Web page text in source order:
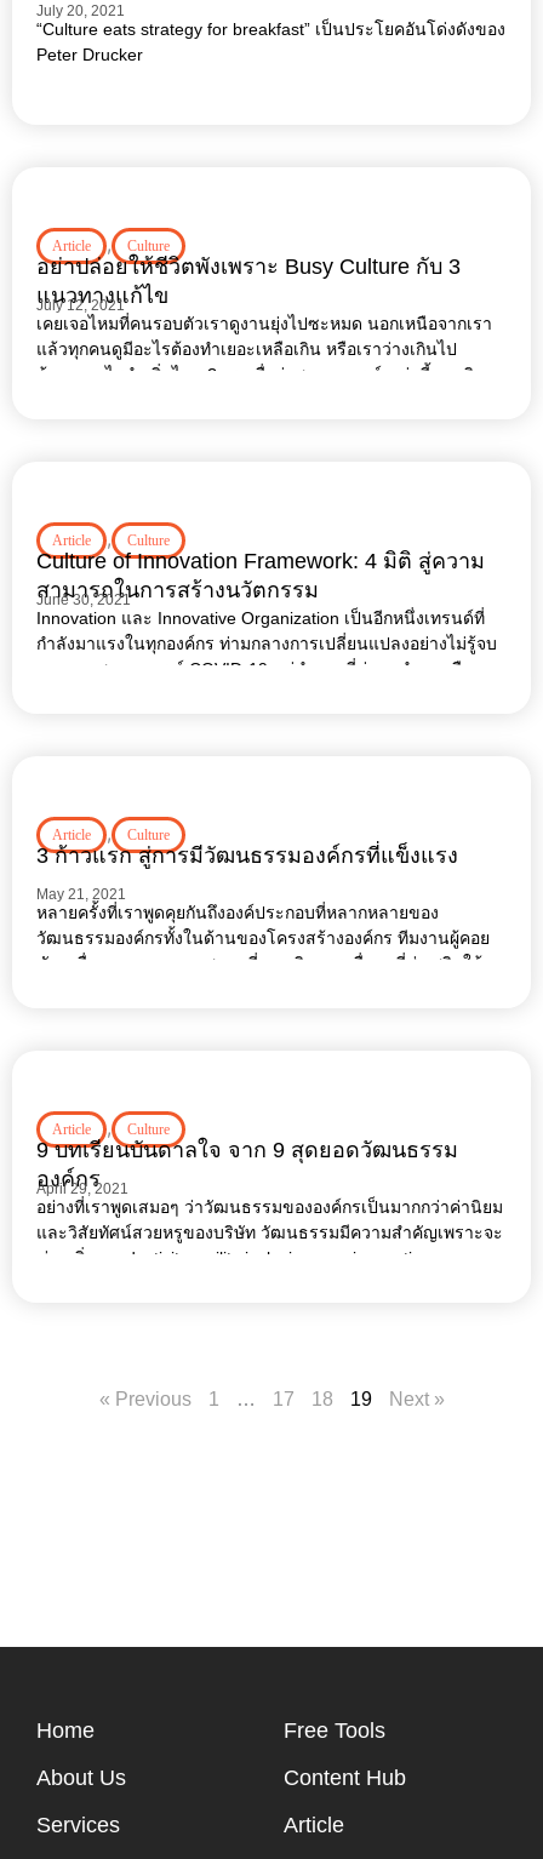
July 20, 2021
“Culture eats strategy for breakfast” เป็นประโยคอันโด่งดังของ
Peter Drucker
Article , Culture
อย่าปล่อยให้ชีวิตพังเพราะ Busy Culture กับ 3
แนวทางแก้ไข
July 12, 2021
เคยเจอไหมที่คนรอบตัวเราดูงานยุ่งไปซะหมด นอกเหนือจากเรา
แล้วทุกคนดูมีอะไรต้องทำเยอะเหลือเกิน หรือเราว่างเกินไป
ต้องหาอะไรทำเพิ่มไหม ? เราเชื่อว่าสถานการณ์เหล่านี้เคยเกิด
Article , Culture
Culture of Innovation Framework: 4 มิติ สู่ความ
สามารถในการสร้างนวัตกรรม
June 30, 2021
Innovation และ Innovative Organization เป็นอีกหนึ่งเทรนด์ที่
กำลังมาแรงในทุกองค์กร ท่ามกลางการเปลี่ยนแปลงอย่างไม่รู้จบ
ของของสถานการณ์ COVID-19 แต่คำถามที่น่าหาคำตอบคือ
Article , Culture
3 ก้าวแรก สู่การมีวัฒนธรรมองค์กรที่แข็งแรง
May 21, 2021
หลายครั้งที่เราพูดคุยกันถึงองค์ประกอบที่หลากหลายของ
วัฒนธรรมองค์กรทั้งในด้านของโครงสร้างองค์กร ทีมงานผู้คอย
ขับเคลื่อน การออกแบบสถานที่ และกิจกรรมอื่น ๆ ที่ส่งเสริมให้
Article , Culture
9 บทเรียนบันดาลใจ จาก 9 สุดยอดวัฒนธรรม
องค์กร
April 29, 2021
อย่างที่เราพูดเสมอๆ ว่าวัฒนธรรมขององค์กรเป็นมากกว่าค่านิยม
และวิสัยทัศน์สวยหรูของบริษัท วัฒนธรรมมีความสำคัญเพราะจะ
ช่วยเพิ่ม productivity, agility inclusion และ innovation
« Previous 1 … 17 18 19 Next »
Home
About Us
Services
Free Tools
Content Hub
Article